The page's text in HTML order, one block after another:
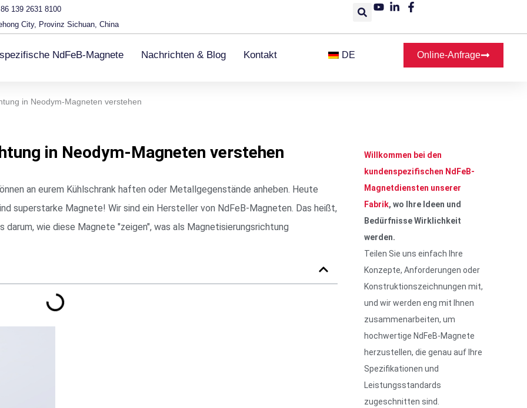
139 2631 8100
City, Provinz Sichuan, China
NdFeB-Magnete Nachrichten & Blog Kontakt DE Online-Anfrage
in Neodym-Magneten verstehen
in Neodym-Magneten verstehen
an eurem Kühlschrank haften oder Metallgegenstände anheben. Heute
superstarke Magnete! Wir sind ein Hersteller von NdFeB-Magneten. Das heißt,
wie diese Magnete "zeigen", was als Magnetisierungsrichtung
Willkommen bei den
kundenspezifischen NdFeB-
Magnetdiensten unserer
Fabrik, wo Ihre Ideen und
Bedürfnisse Wirklichkeit
werden.
Teilen Sie uns einfach Ihre
Konzepte, Anforderungen oder
Konstruktionszeichnungen mit,
und wir werden eng mit Ihnen
zusammenarbeiten, um
hochwertige NdFeB-Magnete
herzustellen, die genau auf Ihre
Spezifikationen und
Leistungsstandards
zugeschnitten sind.